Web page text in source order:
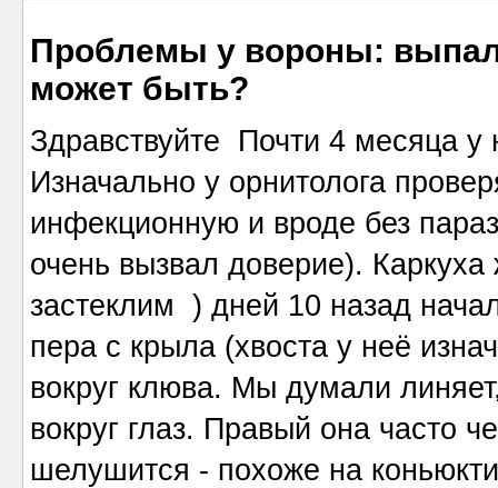
Проблемы у вороны:
может быть?
Здравствуйте Почти 4 месяца у
Изначально у орнитолога
инфекционную и вроде без
очень вызвал доверие).
застеклим ) дней 10 назад
пера с крыла (хвоста у неё
вокруг клюва. Мы думали
вокруг глаз. Правый она часто
шелушится - похоже на